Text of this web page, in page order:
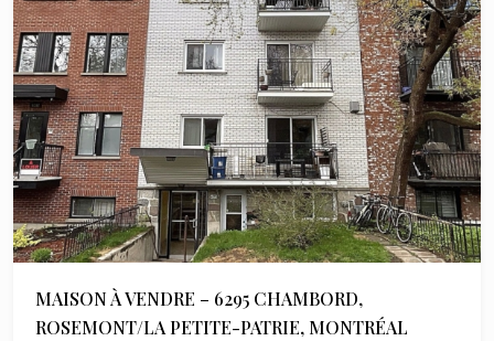
MAISON À VENDRE – 6295 CHAMBORD,
ROSEMONT/LA PETITE-PATRIE, MONTRÉAL